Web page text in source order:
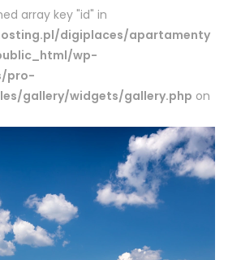
array key "id" in
digiplaces/apartamenty
wp-
pro-
gallery/widgets/gallery.php on